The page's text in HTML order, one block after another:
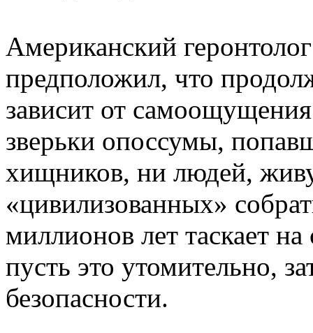
Американский
предположил, что
зависит от
зверьки опоссумы,
хищников, ни людей,
«цивилизованных»
миллионов лет таскает
пусть это утомительно,
безопасности.